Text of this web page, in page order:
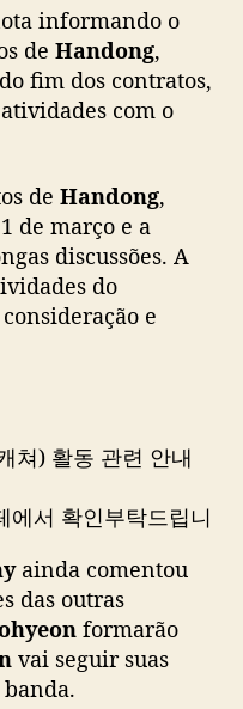
n
o
n
g
a
m
i
e
a
n
ã
r
e
n
v
informando o
de Handong,
fim dos contratos,
com o
de Handong,
de março e a
discussões. A
do
e
쳐) 활동 관련 안내
에서 확인부탁드립니
#드림캐쳐
ainda comentou
das outras
formarão
vai seguir suas